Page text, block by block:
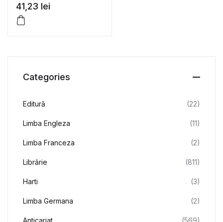
Douglas Century
41,23 lei
Categories
Editură (22)
Limba Engleza (11)
Limba Franceza (2)
Librărie (811)
Harti (3)
Limba Germana (2)
Anticariat (569)